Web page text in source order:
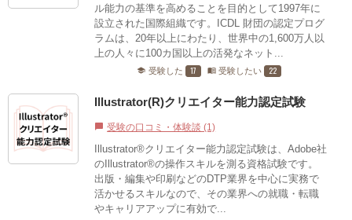
ル能力の基準を高めることを目的として1997年に
設立された国際組織です。ICDL 財団の認定プログ
ラムは、20年以上にわたり、世界中の1,600万人以
上の人々に100カ国以上の活発なネット...
school 受験した 17 menu_book 受験したい 22
Illustrator(R)クリエイター能力認定試験
chat_bubble 受験の口コミ・体験談 (1)
Illustrator®クリエイター能力認定試験は、Adobe社
のIllustrator®の操作スキルを測る資格試験です。
出版・編集や印刷などのDTP業界を中心に実務で
活かせるスキルなので、その業界への就職・転職
やキャリアアップに有効で...